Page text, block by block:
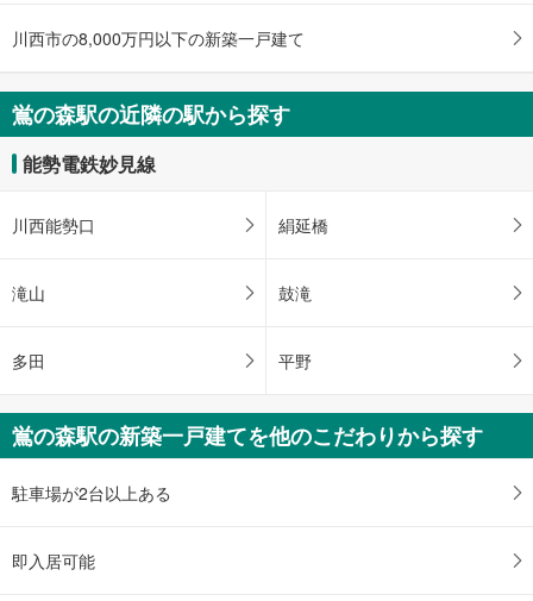
川西市の8,000万円以下の新築一戸建て
鴬の森駅の近隣の駅から探す
能勢電鉄妙見線
川西能勢口 絹延橋
滝山 鼓滝
多田 平野
鴬の森駅の新築一戸建てを他のこだわりから探す
駐車場が2台以上ある
即入居可能